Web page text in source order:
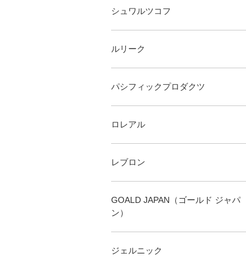
シュワルツコフ
ルリーク
パシフィックプロダクツ
ロレアル
レブロン
GOALD JAPAN（ゴールド ジャパ
ン）
ジェルニック